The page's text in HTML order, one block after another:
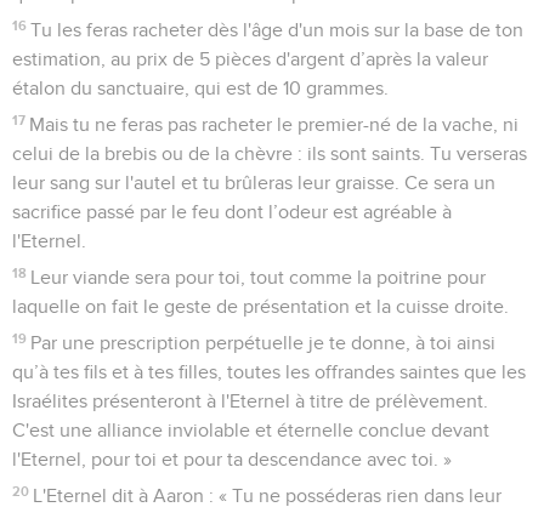
16 Tu les feras racheter dès l'âge d'un mois sur la base de ton
estimation, au prix de 5 pièces d'argent d’après la valeur
étalon du sanctuaire, qui est de 10 grammes.
17 Mais tu ne feras pas racheter le premier-né de la vache, ni
celui de la brebis ou de la chèvre : ils sont saints. Tu verseras
leur sang sur l'autel et tu brûleras leur graisse. Ce sera un
sacrifice passé par le feu dont l’odeur est agréable à
l'Eternel.
18 Leur viande sera pour toi, tout comme la poitrine pour
laquelle on fait le geste de présentation et la cuisse droite.
19 Par une prescription perpétuelle je te donne, à toi ainsi
qu’à tes fils et à tes filles, toutes les offrandes saintes que les
Israélites présenteront à l'Eternel à titre de prélèvement.
C'est une alliance inviolable et éternelle conclue devant
l'Eternel, pour toi et pour ta descendance avec toi. »
20 L'Eternel dit à Aaron : « Tu ne posséderas rien dans leur